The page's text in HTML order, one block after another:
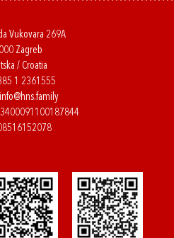
Vukovara 269A
Zagreb
/ Croatia
1 2361555
info@hns.family